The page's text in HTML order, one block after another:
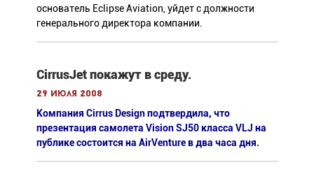
основатель Eclipse Aviation, уйдет с должности
генерального директора компании.
CirrusJet покажут в среду.
29 июля 2008
Компания Cirrus Design подтвердила, что
презентация самолета Vision SJ50 класса VLJ на
публике состоится на AirVenture в два часа дня.